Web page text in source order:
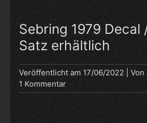
Sebring 1979 Decal
Satz erhältlich
Veröffentlicht am17/06/2022 | Von
1 Kommentar